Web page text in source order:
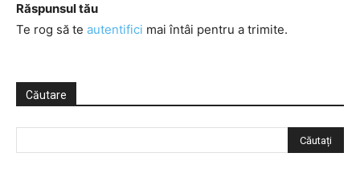
Răspunsul tău
Te rog să te autentifici mai întâi pentru a trimite.
Căutare